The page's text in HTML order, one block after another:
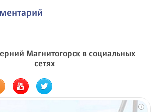
Магнитогорск в социальных
сетях
i